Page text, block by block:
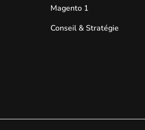
Magento 1
Conseil & Stratégie